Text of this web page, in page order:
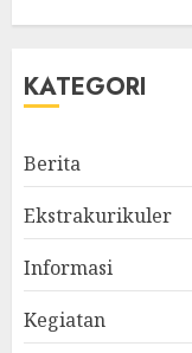
KATEGORI
Berita
Ekstrakurikuler
Informasi
Kegiatan